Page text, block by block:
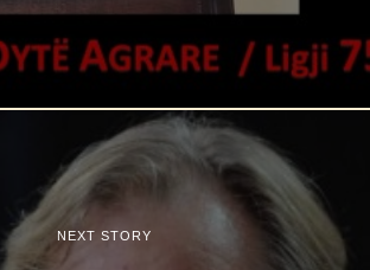
NEXT STORY